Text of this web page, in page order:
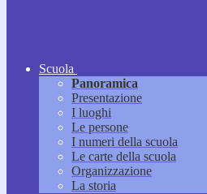
Scuola
Panoramica
Presentazione
I luoghi
Le persone
I numeri della scuola
Le carte della scuola
Organizzazione
La storia